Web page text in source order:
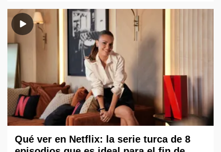
Qué ver en Netflix: la serie turca de 8